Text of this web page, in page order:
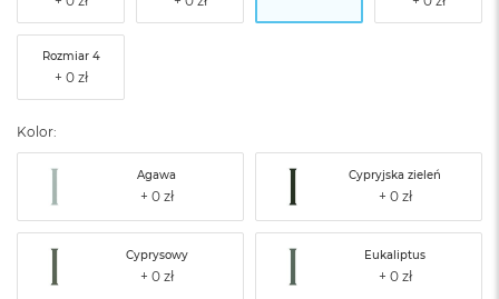
Rozmiar 4
Kolor:
Agawa Cypryjska zieleń
Cyprysowy Eukaliptus